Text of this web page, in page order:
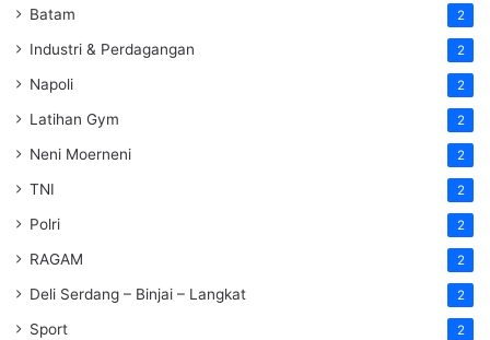
Batam 2
Industri & Perdagangan 2
Napoli 2
Latihan Gym 2
Neni Moerneni 2
TNI 2
Polri 2
RAGAM 2
Deli Serdang – Binjai – Langkat 2
Sport 2